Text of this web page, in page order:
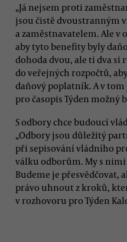
„Já nejsem proti
jsou čistě dvoustranným
a zaměstnavatelem. Ale v
aby tyto benefity byly
dohoda dvou, ale ti dva
do veřejných rozpočtů,
daňový poplatník. A v
pro časopis Týden
S odbory chce budoucí
„Odbory jsou důležitý
při sepisování vládního
válku odborům. My s nimi
Budeme je přesvědčovat,
právo uhnout z kroků,
v rozhovoru pro Týden